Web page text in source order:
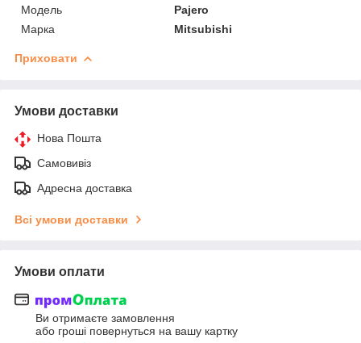
Мoдель
Pajero
Марка
Mitsubishi
Приховати
Умови доставки
Нова Пошта
Самовивіз
Адресна доставка
Всі умови доставки
Умови оплати
Ви отримаєте замовлення
або гроші повернуться на вашу картку